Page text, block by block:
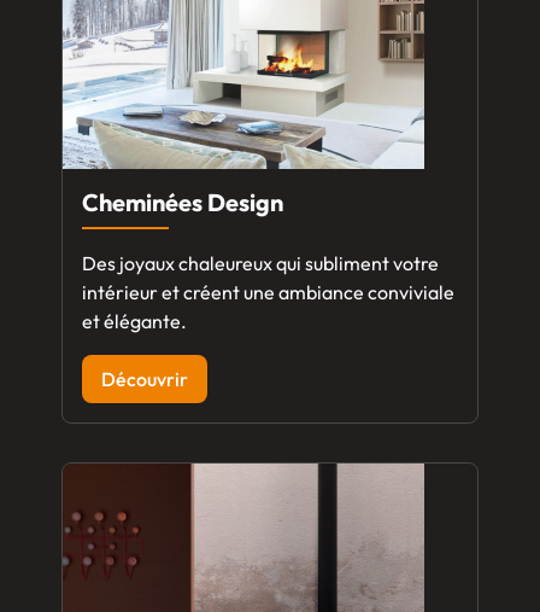
Cheminées Design
Des joyaux chaleureux qui subliment votre
intérieur et créent une ambiance conviviale
et élégante.
Découvrir